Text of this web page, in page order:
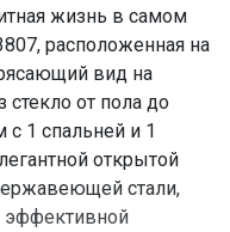
жизнь в самом
расположенная на
вид на
стекло от пола до
1 спальней и 1
открытой
стали,
эффективной